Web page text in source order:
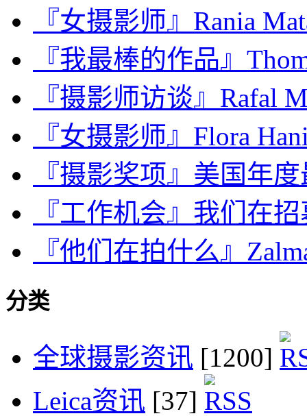
『女摄影师』Rania
『我最棒的作品』
『摄影师访谈』Rafal
『女摄影师』Flora
『摄影奖项』美国年
『工作机会』我们在
『他们在拍什么』
分类
全球摄影资讯 [1200]
Leica资讯 [37]